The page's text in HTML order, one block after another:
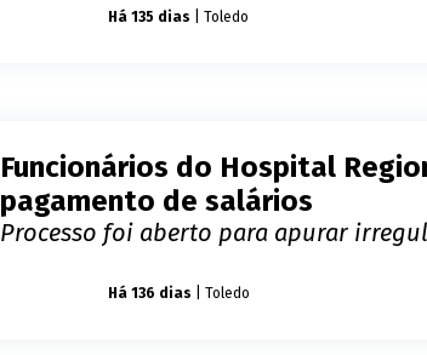
Há 135 dias | Toledo
Funcionários do Hospital
pagamento de salários
Processo foi aberto para apurar
Há 136 dias | Toledo